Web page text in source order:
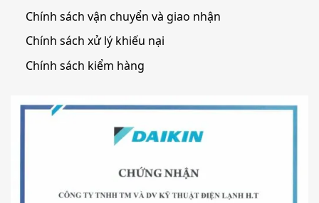
Chính sách vận chuyển và giao nhận
Chính sách xử lý khiếu nại
Chính sách kiểm hàng